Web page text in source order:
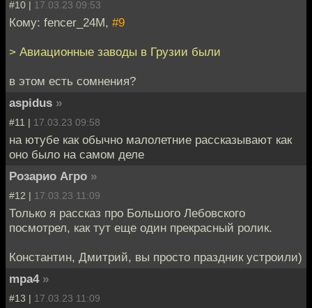
#10 | 17.03.23 09:53
Кому: fencer_24M, #9
> Авиационные заводы в Грузии были
в этом есть сомнения?
aspidus »
#11 | 17.03.23 09:58
на ютубе как обычно малолетние рассказывают как
оно было на самом деле
Розарио Агро »
#12 | 17.03.23 11:09
Только я рассказ про Большого Лебовского
посмотрел, как тут еще один прекрасный ролик.
Константин, Дмитрий, вы просто праздник устроили)
mpa4 »
#13 | 17.03.23 11:09